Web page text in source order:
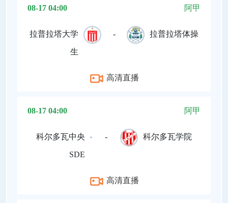
08-17 04:00 阿甲
拉普拉塔大学
生
- 拉普拉塔体操
高清直播
08-17 04:00 阿甲
科尔多瓦中央
SDE
- 科尔多瓦学院
高清直播